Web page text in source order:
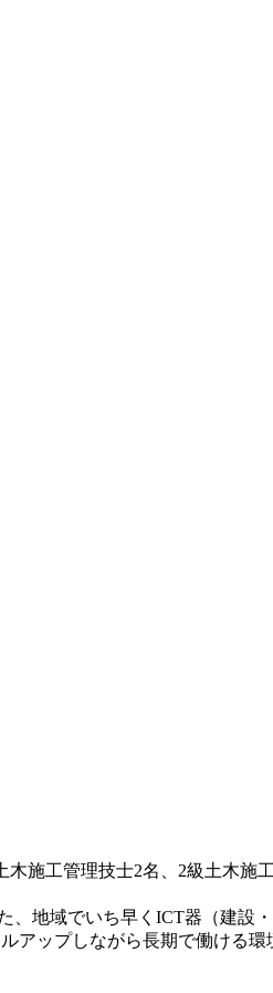
施工管理技士2名、2級土木施
、地域でいち早くICT器（建設
ップしながら長期で働ける環